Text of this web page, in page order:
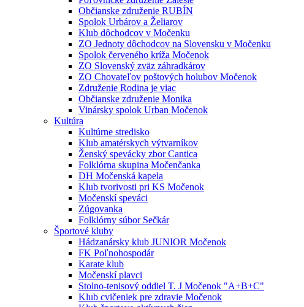
Občianske združenie RUBÍN
Spolok Urbárov a Želiarov
Klub dôchodcov v Močenku
ZO Jednoty dôchodcov na Slovensku v Močenku
Spolok červeného kríža Močenok
ZO Slovenský zväz záhradkárov
ZO Chovateľov poštových holubov Močenok
Združenie Rodina je viac
Občianske združenie Monika
Vinársky spolok Urban Močenok
Kultúra
Kultúrne stredisko
Klub amatérskych výtvarníkov
Ženský spevácky zbor Cantica
Folklórna skupina Močenčanka
DH Močenská kapela
Klub tvorivosti pri KS Močenok
Močenskí speváci
Zúgovanka
Folklórny súbor Sečkár
Športové kluby
Hádzanársky klub JUNIOR Močenok
FK Poľnohospodár
Karate klub
Močenskí plavci
Stolno-tenisový oddiel T. J Močenok "A+B+C"
Klub cvičeniek pre zdravie Močenok